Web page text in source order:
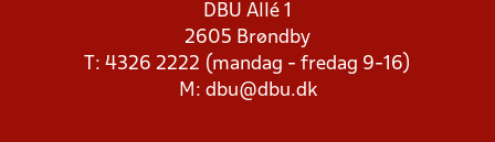
DBU Allé 1
2605 Brøndby
T: 4326 2222 (mandag - fredag 9-16)
M: dbu@dbu.dk